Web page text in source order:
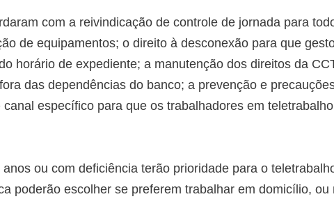
com a reivindicação de controle de jornada para
de equipamentos; o direito à desconexão para que
horário de expediente; a manutenção dos direitos da
das dependências do banco; a prevenção e
específico para que os trabalhadores em
ou com deficiência terão prioridade para o
poderão escolher se preferem trabalhar em domicílio, ou